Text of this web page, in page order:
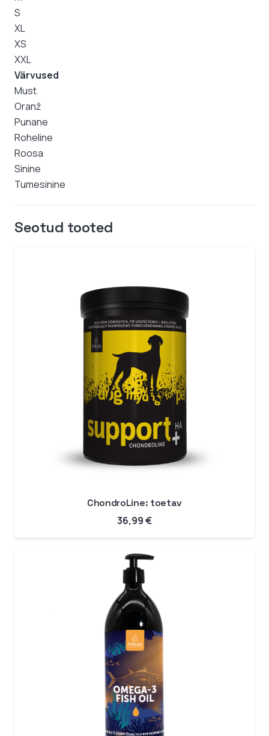
S
XL
XS
XXL
Värvused
Must
Oranž
Punane
Roheline
Roosa
Sinine
Tumesinine
Seotud tooted
ChondroLine: toetav
36,99€